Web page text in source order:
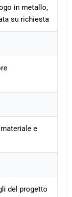
in metallo,
su richiesta
materiale e
del progetto